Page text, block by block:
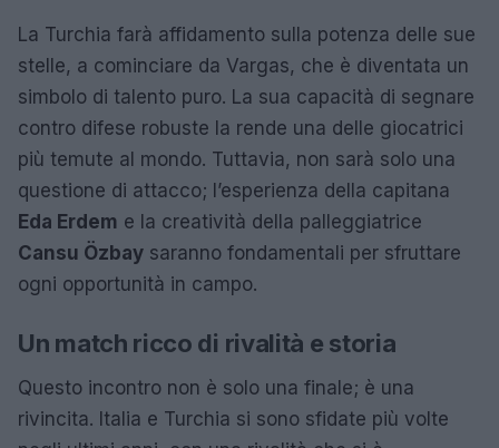
La Turchia farà affidamento sulla potenza delle sue
stelle, a cominciare da Vargas, che è diventata un
simbolo di talento puro. La sua capacità di segnare
contro difese robuste la rende una delle giocatrici
più temute al mondo. Tuttavia, non sarà solo una
questione di attacco; l’esperienza della capitana
Eda Erdem e la creatività della palleggiatrice
Cansu Özbay saranno fondamentali per sfruttare
ogni opportunità in campo.
Un match ricco di rivalità e storia
Questo incontro non è solo una finale; è una
rivincita. Italia e Turchia si sono sfidate più volte